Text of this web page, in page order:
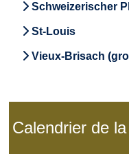
Schweizerischer
St-Louis
Vieux-Brisach
Calendrier de